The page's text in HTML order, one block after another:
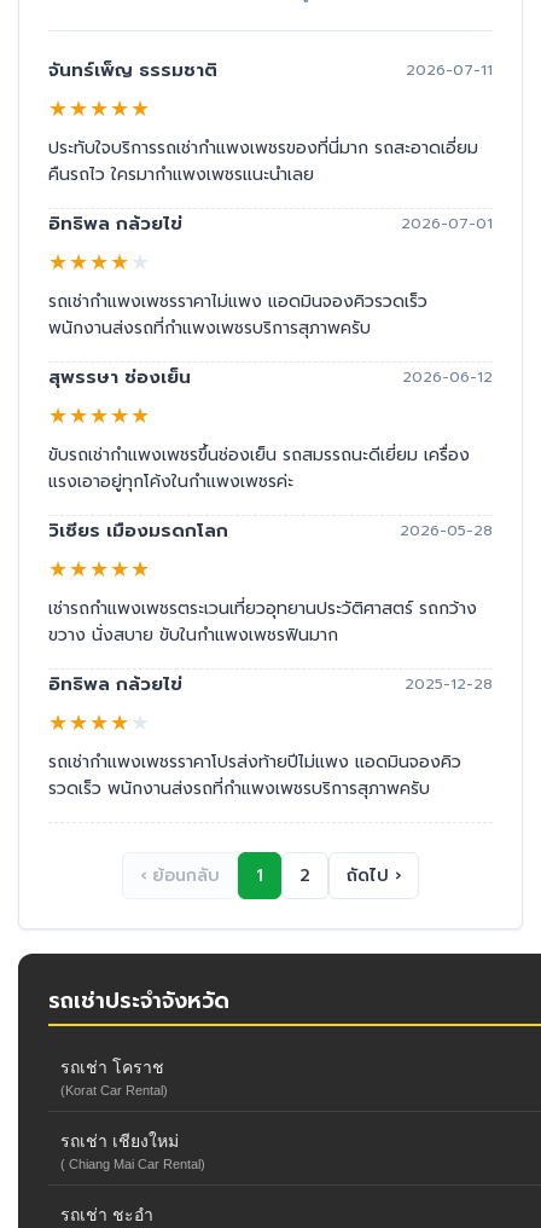
จันทร์เพ็ญ ธรรมชาติ 2026-07-11
★★★★★
ประทับใจบริการรถเช่ากำแพงเพชรของที่นี่มาก รถสะอาดเอี่ยม
คืนรถไว ใครมากำแพงเพชรแนะนำเลย
อิทธิพล กล้วยไข่ 2026-07-01
★★★★★
รถเช่ากำแพงเพชรราคาไม่แพง แอดมินจองคิวรวดเร็ว
พนักงานส่งรถที่กำแพงเพชรบริการสุภาพครับ
สุพรรษา ช่องเย็น 2026-06-12
★★★★★
ขับรถเช่ากำแพงเพชรขึ้นช่องเย็น รถสมรรถนะดีเยี่ยม เครื่อง
แรงเอาอยู่ทุกโค้งในกำแพงเพชรค่ะ
วิเชียร เมืองมรดกโลก 2026-05-28
★★★★★
เช่ารถกำแพงเพชรตระเวนเที่ยวอุทยานประวัติศาสตร์ รถกว้าง
ขวาง นั่งสบาย ขับในกำแพงเพชรฟินมาก
อิทธิพล กล้วยไข่ 2025-12-28
★★★★★
รถเช่ากำแพงเพชรราคาโปรส่งท้ายปีไม่แพง แอดมินจองคิว
รวดเร็ว พนักงานส่งรถที่กำแพงเพชรบริการสุภาพครับ
‹ ย้อนกลับ 1 2 ถัดไป ›
รถเช่าประจำจังหวัด
รถเช่า โคราช
(Korat Car Rental)
รถเช่า เชียงใหม่
( Chiang Mai Car Rental)
รถเช่า ชะอำ